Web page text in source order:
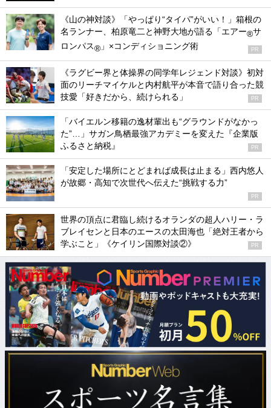
《山の神対談》「やっぱり“タイパ”がいい！」箱根の
名ランナー、柏原竜二と神野大地が語る「エアー®サ
ロンパス® 」×コンディショニング術 PR
《ラグビー界と体操界の同学年レジェンド対談》初対
面のリーチマイケルと内村航平が本音で語り合った競
技愛「好きだから、続けられる」
PR
「バイエルン移籍の逸材輩出も“グラウンドがなかっ
た”…」サガン鳥栖最強アカデミーを変えた『企業版
ふるさと納税』
PR
「安定した場所にとどまれば成長は止まる」西内悠人
が故郷・高知で次世代へ伝えた“挑戦する力”
PR
世界の頂点に君臨し続けるオランダの超人ハリー・ラ
ブレイセンと日本のエースの太田海也「絶対王者から
学ぶこと」《ケイリン国際対談②》
PR